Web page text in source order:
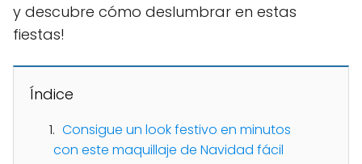
y descubre cómo deslumbrar en estas
fiestas!
Índice
Consigue un look festivo en minutos
con este maquillaje de Navidad fácil